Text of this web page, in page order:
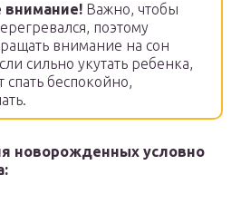
внимание! Важно, чтобы
поэтому
внимание на сон
сильно укутать ребенка,
спать беспокойно,
новорожденных условно